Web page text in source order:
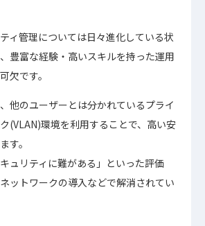
ィ管理については日々進化している状
豊富な経験・高いスキルを持った運用
欠です。
他のユーザーとは分かれているプライ
(VLAN)環境を利用することで、高い安
す。
ュリティに難がある」といった評価
ットワークの導入などで解消されてい